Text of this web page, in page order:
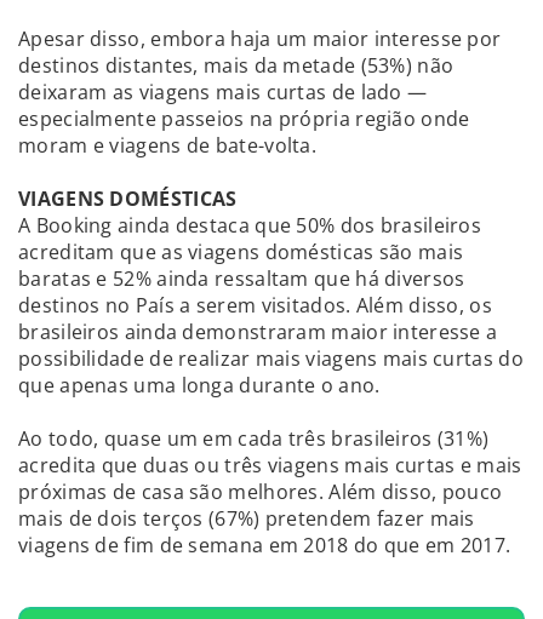
Apesar disso, embora haja um maior interesse por
destinos distantes, mais da metade (53%) não
deixaram as viagens mais curtas de lado —
especialmente passeios na própria região onde
moram e viagens de bate-volta.
VIAGENS DOMÉSTICAS
A Booking ainda destaca que 50% dos brasileiros
acreditam que as viagens domésticas são mais
baratas e 52% ainda ressaltam que há diversos
destinos no País a serem visitados. Além disso, os
brasileiros ainda demonstraram maior interesse a
possibilidade de realizar mais viagens mais curtas do
que apenas uma longa durante o ano.
Ao todo, quase um em cada três brasileiros (31%)
acredita que duas ou três viagens mais curtas e mais
próximas de casa são melhores. Além disso, pouco
mais de dois terços (67%) pretendem fazer mais
viagens de fim de semana em 2018 do que em 2017.